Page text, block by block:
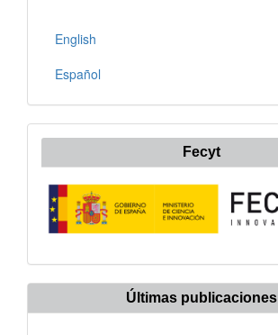
English
Español
Fecyt
Últimas publicaciones